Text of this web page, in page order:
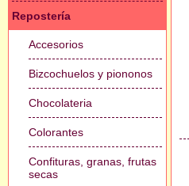
Repostería
Accesorios
Bizcochuelos y piononos
Chocolateria
Colorantes
Confituras, granas, frutas
secas